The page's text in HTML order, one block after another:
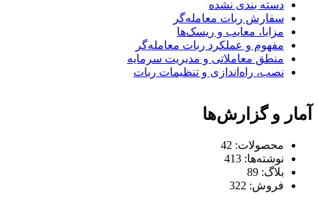
دسته بندی نشده
سفارش ربات معامله‌گر
مزایا، معایب و ریسک‌ها
مفهوم و عملکرد ربات معامله‌گر
منطق معاملاتی و مدیریت سرمایه
نصب، راه‌اندازی و تنظیمات ربات
آمار و گزارش‌ها
محصولات: 42
نوشته‌ها: 413
بلاگ: 89
فروش: 322